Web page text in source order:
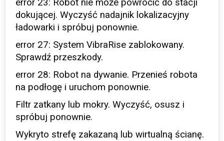
error 23: Robot nie może powrócić do stacji
dokującej. Wyczyść nadajnik lokalizacyjny
ładowarki i spróbuj ponownie.
error 27: System VibraRise zablokowany.
Sprawdź przeszkody.
error 28: Robot na dywanie. Przenieś robota
na podłogę i uruchom ponownie.
Filtr zatkany lub mokry. Wyczyść, osusz i
spróbuj ponownie.
Wykryto strefę zakazaną lub wirtualną ścianę.